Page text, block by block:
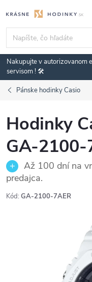
na
obsah
Nakupujte v autorizovanom
servisom ! 🛠️
Pánske hodinky Casio
Hodinky
GA-2100-
Až 100 dní na
predajca.
Kód: GA-2100-7AER